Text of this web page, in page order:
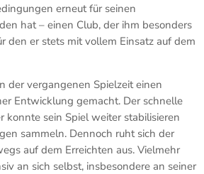
erneut für seinen
hat – einen Club, der ihm besonders
den er stets mit vollem Einsatz auf dem
der vergangenen Spielzeit einen
Entwicklung gemacht. Der schnelle
konnte sein Spiel weiter stabilisieren
sammeln. Dennoch ruht sich der
auf dem Erreichten aus. Vielmehr
an sich selbst, insbesondere an seiner